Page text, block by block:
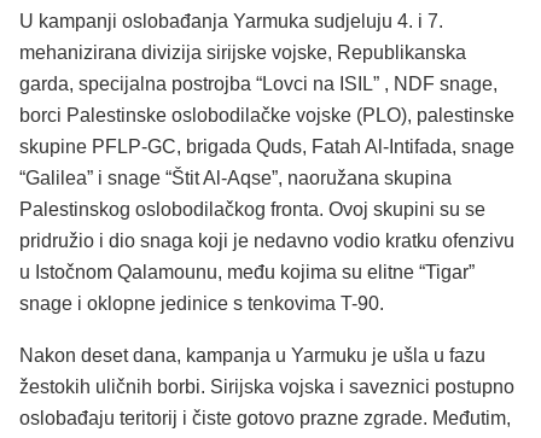
U kampanji oslobađanja Yarmuka sudjeluju 4. i 7.
mehanizirana divizija sirijske vojske, Republikanska
garda, specijalna postrojba “Lovci na ISIL” , NDF snage,
borci Palestinske oslobodilačke vojske (PLO), palestinske
skupine PFLP-GC, brigada Quds, Fatah Al-Intifada, snage
“Galilea” i snage “Štit Al-Aqse”, naoružana skupina
Palestinskog oslobodilačkog fronta. Ovoj skupini su se
pridružio i dio snaga koji je nedavno vodio kratku ofenzivu
u Istočnom Qalamounu, među kojima su elitne “Tigar”
snage i oklopne jedinice s tenkovima T-90.
Nakon deset dana, kampanja u Yarmuku je ušla u fazu
žestokih uličnih borbi. Sirijska vojska i saveznici postupno
oslobađaju teritorij i čiste gotovo prazne zgrade. Međutim,